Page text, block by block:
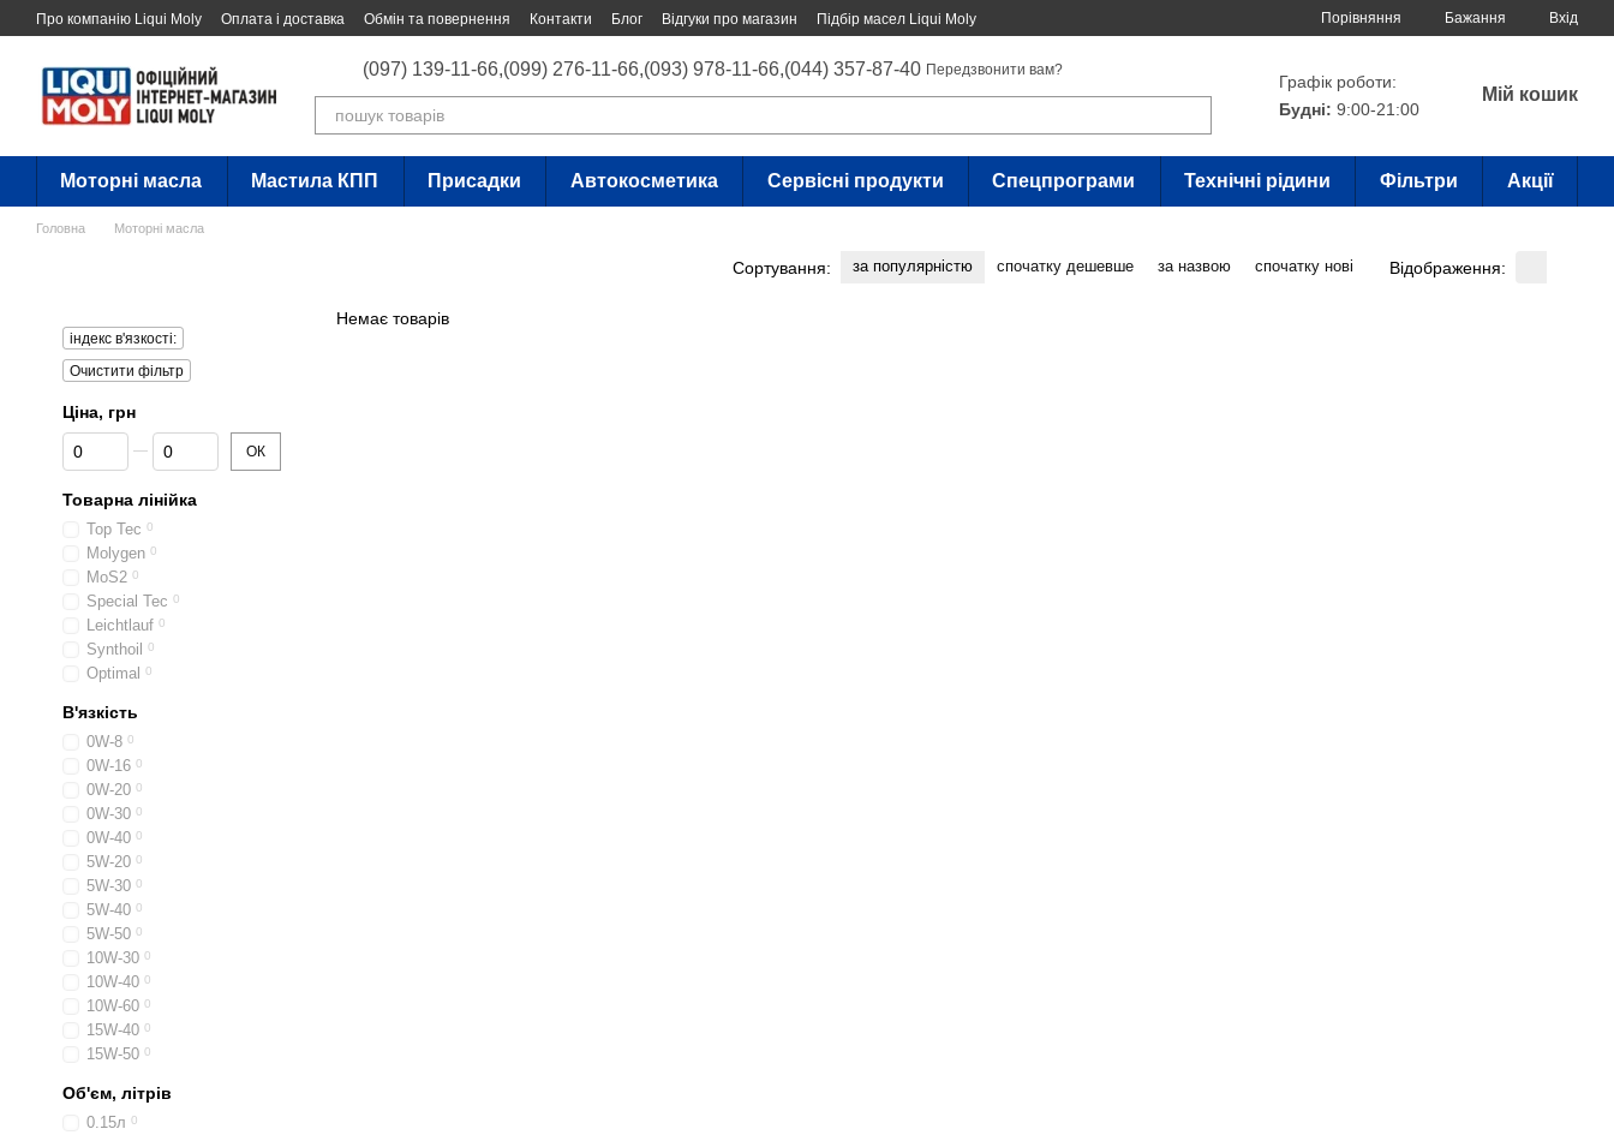
Перейти до основного контенту
Про компанію Liqui Moly Оплата і доставка Обмін та повернення Контакти Блог Відгуки про магазин Підбір масел Liqui Moly Порівняння Бажання Вхід
(097) 139-11-66,(099) 276-11-66,(093) 978-11-66,(044) 357-87-40 Передзвонити вам?
Графік роботи:
Будні: 9:00-21:00
Мій кошик
Моторні масла Мастила КПП Присадки Автокосметика Сервісні продукти Спецпрограми Технічні рідини Фільтри Акції
Головна Моторні масла
Сортування: за популярністю спочатку дешевше за назвою спочатку нові Відображення:
Немає товарів
індекс в'язкості:
Очистити фільтр
Ціна, грн
Від Ціна, грн
До Ціна, грн ОК
Товарна лінійка
Top Tec 0
Molygen 0
МoS2 0
Special Tec 0
Leichtlauf 0
Synthoil 0
Optimal 0
В'язкість
0W-8 0
0W-16 0
0W-20 0
0W-30 0
0W-40 0
5W-20 0
5W-30 0
5W-40 0
5W-50 0
10W-30 0
10W-40 0
10W-60 0
15W-40 0
15W-50 0
Об'єм, літрів
0.15л 0